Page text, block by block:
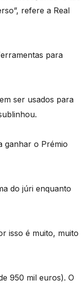
refere a Real
para
ser usados para
ganhar o Prémio
do júri enquanto
isso é muito, muito
950 mil euros). O